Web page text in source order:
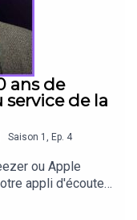
ans de
service de la
Saison 1 , Ep. 4
ou Apple
appli d'écoute
un ex-membre